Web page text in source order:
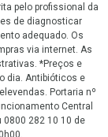
pelo profissional da
de diagnosticar
adequado. Os
via internet. As
*Preços e
dia. Antibióticos e
Portaria nº
Central
282 10 10 de